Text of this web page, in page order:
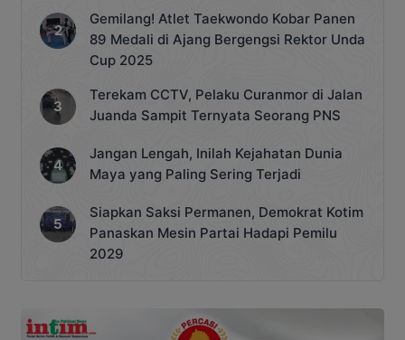
Gemilang! Atlet Taekwondo Kobar Panen
89 Medali di Ajang Bergengsi Rektor Unda
Cup 2025
Terekam CCTV, Pelaku Curanmor di Jalan
Juanda Sampit Ternyata Seorang PNS
Jangan Lengah, Inilah Kejahatan Dunia
Maya yang Paling Sering Terjadi
Siapkan Saksi Permanen, Demokrat Kotim
Panaskan Mesin Partai Hadapi Pemilu
2029